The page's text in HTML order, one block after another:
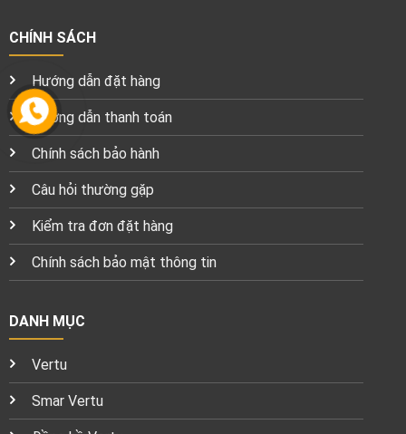
CHÍNH SÁCH
Hướng dẫn đặt hàng
Hướng dẫn thanh toán
Chính sách bảo hành
Câu hỏi thường gặp
Kiểm tra đơn đặt hàng
Chính sách bảo mật thông tin
DANH MỤC
Vertu
Smar Vertu